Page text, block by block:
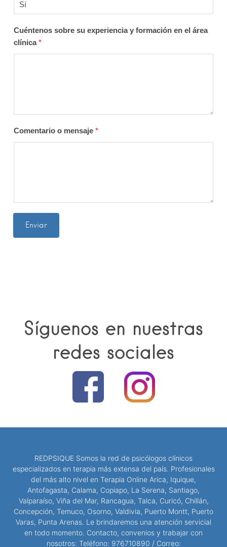
Cuéntenos sobre su experiencia y formación en el área
clínica*
Comentario o mensaje *
Enviar
Síguenos en nuestras
redes sociales
REDPSIQUE Somos la red de psicólogos clínicos
especializados en terapia más extensa del país. Profesionales
del más alto nivel en Terapia Online Arica, Iquique,
Antofagasta, Calama, Copiapo, La Serena, Santiago,
Valparaíso, Viña del Mar, Rancagua, Talca, Curicó, Chillán,
Concepción, Temuco, Osorno, Valdivia, Puerto Montt, Puerto
Varas, Punta Arenas. Le brindaremos una atención servicial
en todo momento. Contacto, convenios y trabajar con
nosotros: Teléfono: 976710890 / Correo: